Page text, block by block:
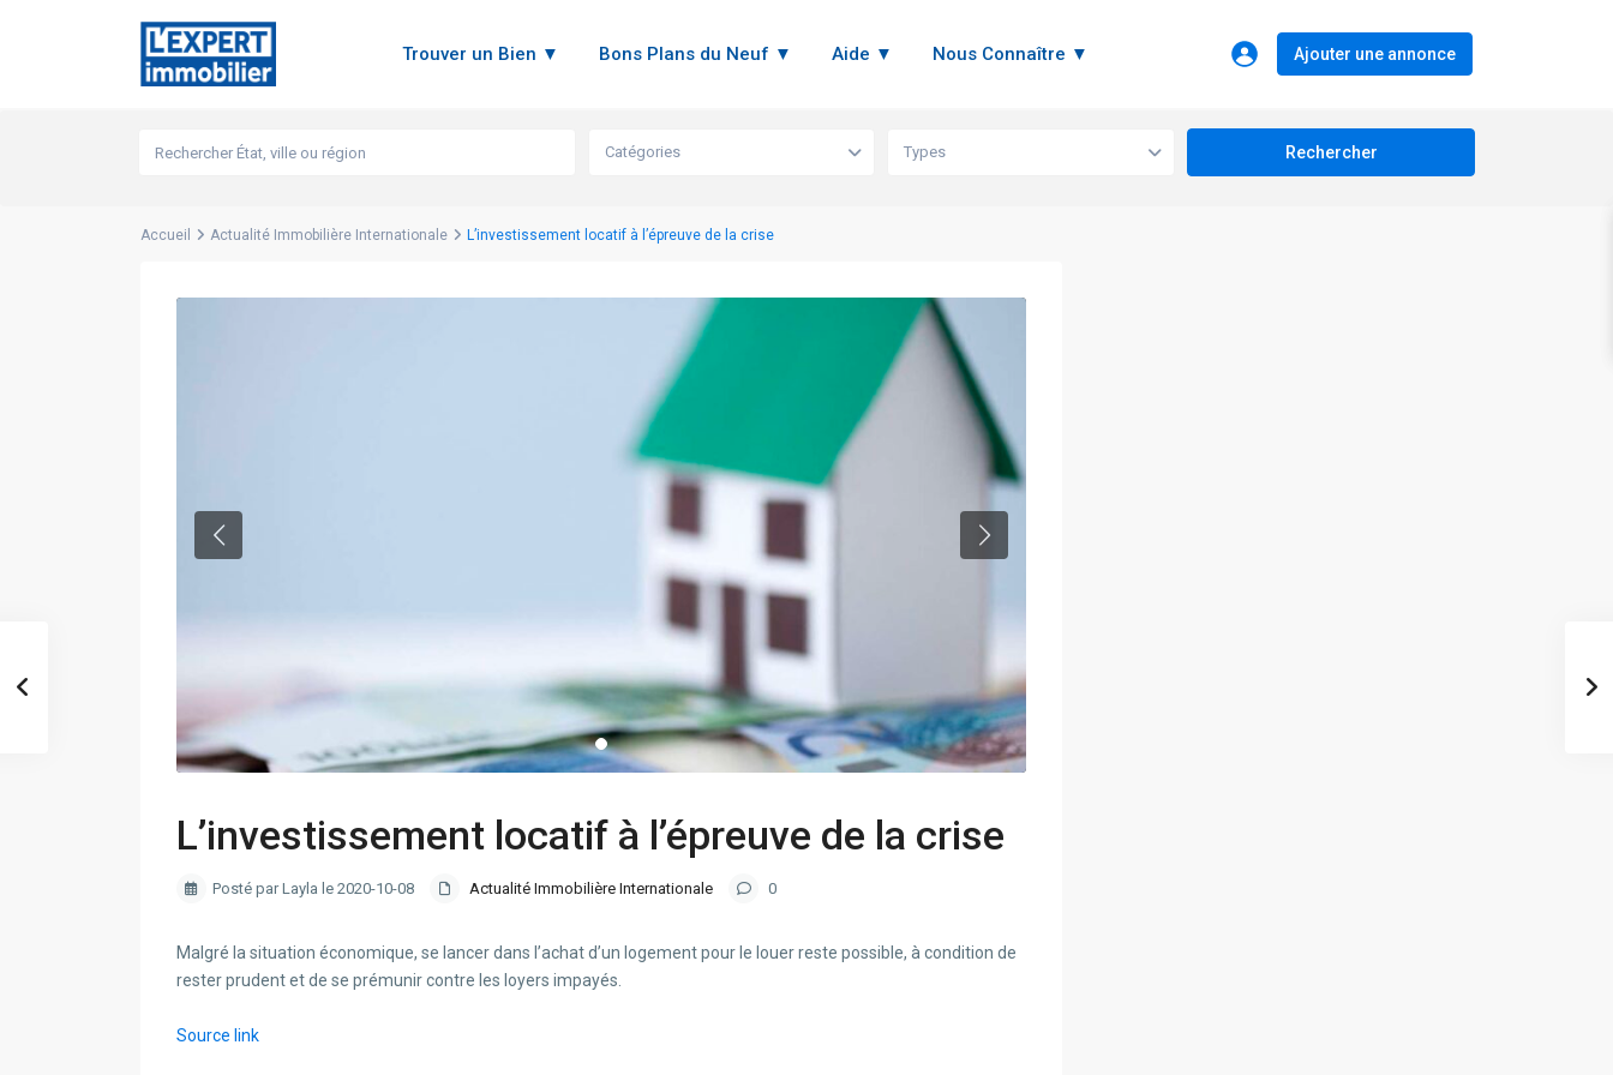
Trouver un Bien ▼ Bons Plans du Neuf ▼ Aide ▼ Nous Connaître ▼ Ajouter une annonce
Catégories Types
Accueil Actualité Immobilière Internationale L’investissement locatif à l’épreuve de la crise
L’investissement locatif à l’épreuve de la crise
Posté par Layla le 2020-10-08 Actualité Immobilière Internationale 0
Malgré la situation économique, se lancer dans l’achat d’un logement pour le louer reste possible, à condition de
rester prudent et de se prémunir contre les loyers impayés.
Source link